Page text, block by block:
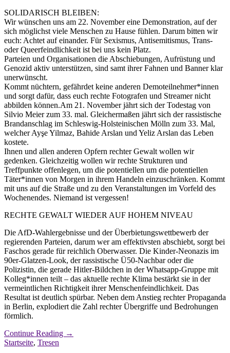
SOLIDARISCH BLEIBEN:
Wir wünschen uns am 22. November eine Demonstration, auf der
sich möglichst viele Menschen zu Hause fühlen. Darum bitten wir
euch: Achtet auf einander. Für Sexismus, Antisemitismus, Trans-
oder Queerfeindlichkeit ist bei uns kein Platz.
Parteien und Organisationen die Abschiebungen, Aufrüstung und
Genozid aktiv unterstützen, sind samt ihrer Fahnen und Banner klar
unerwünscht.
Kommt nüchtern, gefährdet keine anderen Demoteilnehmer*innen
und sorgt dafür, dass euch rechte Fotografen und Streamer nicht
abbilden können.Am 21. November jährt sich der Todestag von
Silvio Meier zum 33. mal. Gleichermaßen jährt sich der rassistische
Brandanschlag im Schleswig-Holsteinischen Mölln zum 33. Mal,
welcher Ayşe Yilmaz, Bahide Arslan und Yeliz Arslan das Leben
kostete.
Ihnen und allen anderen Opfern rechter Gewalt wollen wir
gedenken. Gleichzeitig wollen wir rechte Strukturen und
Treffpunkte offenlegen, um die potentiellen um die potentiellen
Täter*innen von Morgen in ihrem Handeln einzuschränken. Kommt
mit uns auf die Straße und zu den Veranstaltungen im Vorfeld des
Wochenendes. Niemand ist vergessen!
RECHTE GEWALT WIEDER AUF HOHEM NIVEAU
Die AfD-Wahlergebnisse und der Überbietungswettbewerb der
regierenden Parteien, darum wer am effektivsten abschiebt, sorgt bei
Faschos gerade für reichlich Oberwasser. Die Kinder-Neonazis im
90er-Glatzen-Look, der rassistische Ü50-Nachbar oder die
Polizistin, die gerade Hitler-Bildchen in der Whatsapp-Gruppe mit
Kolleg*innen teilt – das aktuelle rechte Klima bestärkt sie in der
vermeintlichen Richtigkeit ihrer Menschenfeindlichkeit. Das
Resultat ist deutlich spürbar. Neben dem Anstieg rechter Propaganda
in Berlin, explodiert die Zahl rechter Übergriffe und Bedrohungen
förmlich.
Continue Reading →
Startseite, Tresen